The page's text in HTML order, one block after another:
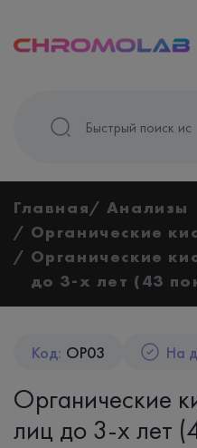
Главная
Анализы
Органические
Органические
до 3-х лет (43
Код: OP03 На
Органические
лиц до 3-х лет